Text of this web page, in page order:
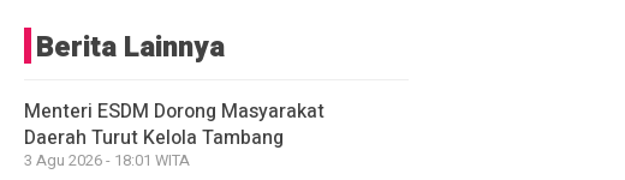
Berita Lainnya
Menteri ESDM Dorong Masyarakat
Daerah Turut Kelola Tambang
3 Agu 2026 - 18:01 WITA